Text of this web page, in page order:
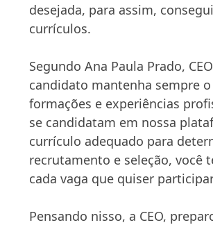
desejada, para assim,
currículos.
Segundo Ana Paula Prado,
candidato mantenha sempre
formações e experiências
se candidatam em nossa
currículo adequado para
recrutamento e seleção, você
cada vaga que quiser
Pensando nisso, a CEO,